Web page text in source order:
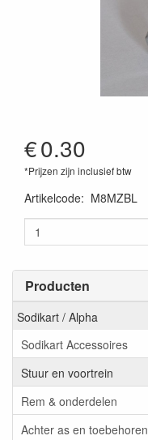
Producten
Sodikart / Alpha
Sodikart Accessoires
Stuur en voortrein
Rem & onderdelen
Achter as en toebehoren
€0.30
*Prijzen zijn inclusief btw
Artikelcode: M8MZBL